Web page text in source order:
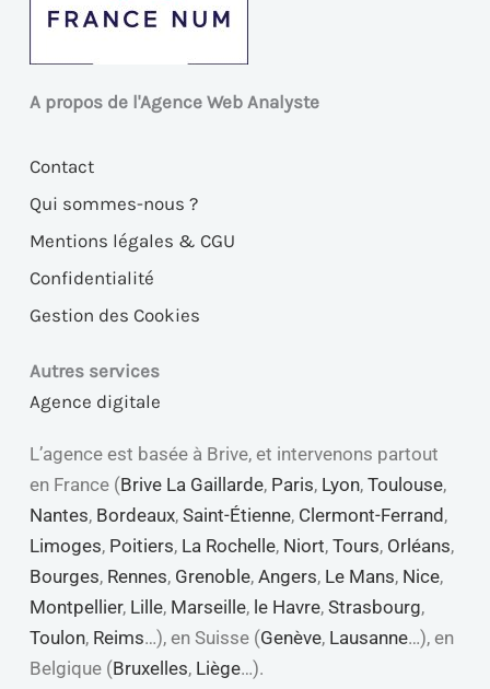
A propos de l'Agence Web Analyste
Contact
Qui sommes-nous ?
Mentions légales & CGU
Confidentialité
Gestion des Cookies
Autres services
Agence digitale
L’agence est basée à Brive, et intervenons partout
en France (Brive La Gaillarde, Paris, Lyon, Toulouse,
Nantes, Bordeaux, Saint-Étienne, Clermont-Ferrand ,
Limoges, Poitiers, La Rochelle, Niort, Tours, Orléans,
Bourges, Rennes, Grenoble, Angers, Le Mans, Nice,
Montpellier, Lille, Marseille, le Havre, Strasbourg,
Toulon, Reims…), en Suisse (Genève, Lausanne…), en
Belgique (Bruxelles, Liège…).